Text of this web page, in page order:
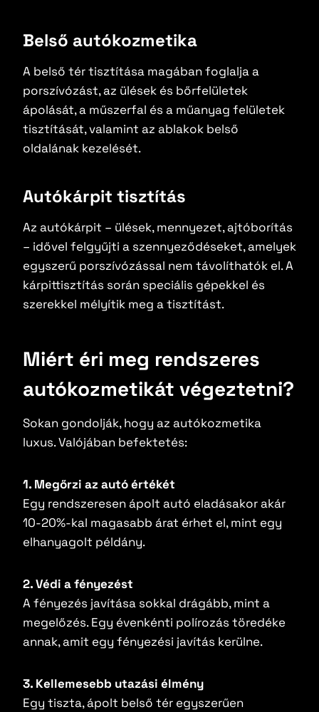
Belső autókozmetika
A belső tér tisztítása magában foglalja a
porszívózást, az ülések és bőrfelületek
ápolását, a műszerfal és a műanyag felületek
tisztítását, valamint az ablakok belső
oldalának kezelését.
Autókárpit tisztítás
Az autókárpit – ülések, mennyezet, ajtóborítás
– idővel felgyűjti a szennyeződéseket, amelyek
egyszerű porszívózással nem távolíthatók el. A
kárpittisztítás során speciális gépekkel és
szerekkel mélyítik meg a tisztítást.
Miért éri meg rendszeres
autókozmetikát végeztetni?
Sokan gondolják, hogy az autókozmetika
luxus. Valójában befektetés:
1. Megőrzi az autó értékét
Egy rendszeresen ápolt autó eladásakor akár
10-20%-kal magasabb árat érhet el, mint egy
elhanyagolt példány.
2. Védi a fényezést
A fényezés javítása sokkal drágább, mint a
megelőzés. Egy évenkénti polírozás töredéke
annak, amit egy fényezési javítás kerülne.
3. Kellemesebb utazási élmény
Egy tiszta, ápolt belső tér egyszerűen